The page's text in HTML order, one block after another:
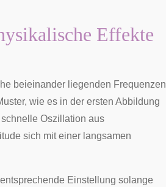
Effekte
beieinander liegenden Frequenzen
wie es in der ersten Abbildung
Oszillation aus
sich mit einer langsamen
Einstellung solange